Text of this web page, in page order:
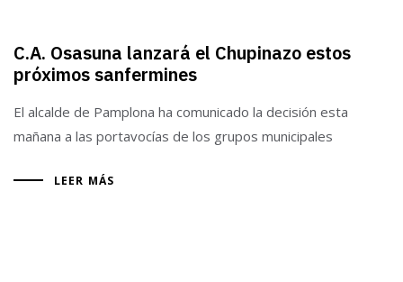
C.A. Osasuna lanzará el Chupinazo estos
próximos sanfermines
El alcalde de Pamplona ha comunicado la decisión esta
mañana a las portavocías de los grupos municipales
LEER MÁS